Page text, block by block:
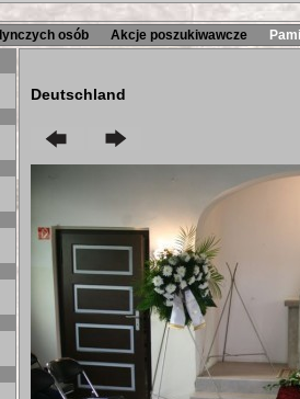
osób Akcje poszukiwawcze
Deutschland